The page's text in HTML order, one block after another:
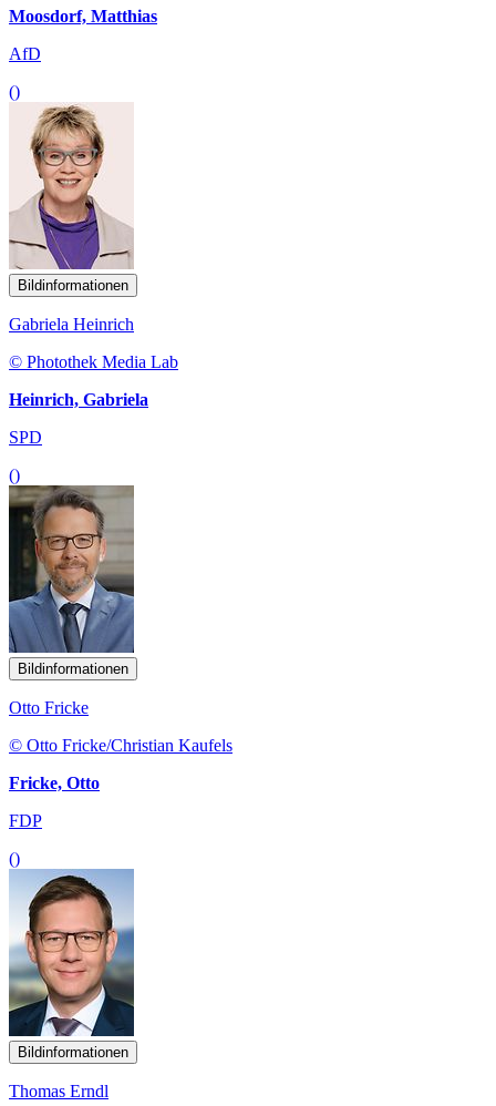
Moosdorf, Matthias
AfD
()
Bildinformationen
Gabriela Heinrich
© Photothek Media Lab
Heinrich, Gabriela
SPD
()
Bildinformationen
Otto Fricke
© Otto Fricke/Christian Kaufels
Fricke, Otto
FDP
()
Bildinformationen
Thomas Erndl